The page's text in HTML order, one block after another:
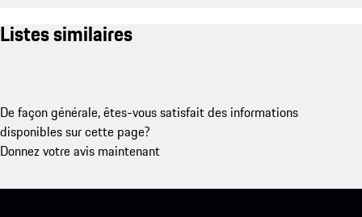
Listes similaires
De façon générale, êtes-vous satisfait des informations
disponibles sur cette page?
Donnez votre avis maintenant